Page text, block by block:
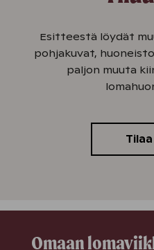
Esitteestä löydät
pohjakuvat,
paljon muuta
Omaan